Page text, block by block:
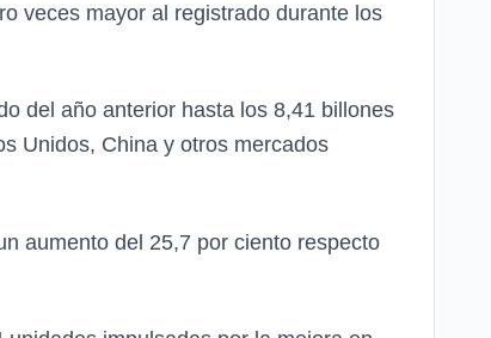
veces mayor al registrado durante los
del año anterior hasta los 8,41 billones
Unidos, China y otros mercados
aumento del 25,7 por ciento respecto